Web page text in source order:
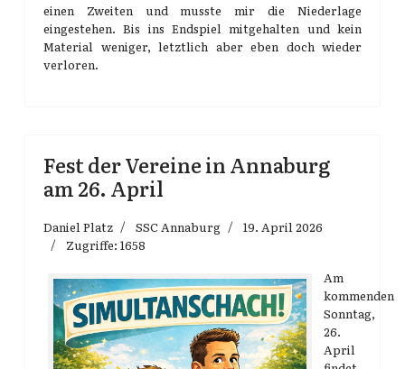
einen Zweiten und musste mir die Niederlage
eingestehen. Bis ins Endspiel mitgehalten und kein
Material weniger, letztlich aber eben doch wieder
verloren.
Fest der Vereine in Annaburg
am 26. April
Daniel Platz SSC Annaburg
19. April 2026
Zugriffe: 1658
Am
kommenden
Sonntag,
26.
April